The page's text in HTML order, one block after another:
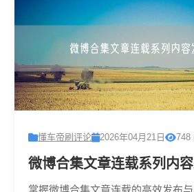
懂车帝刷评论 2026年04月21日 748
微博合集文章连载系列内
掌握微博合集文章连载的高效发布